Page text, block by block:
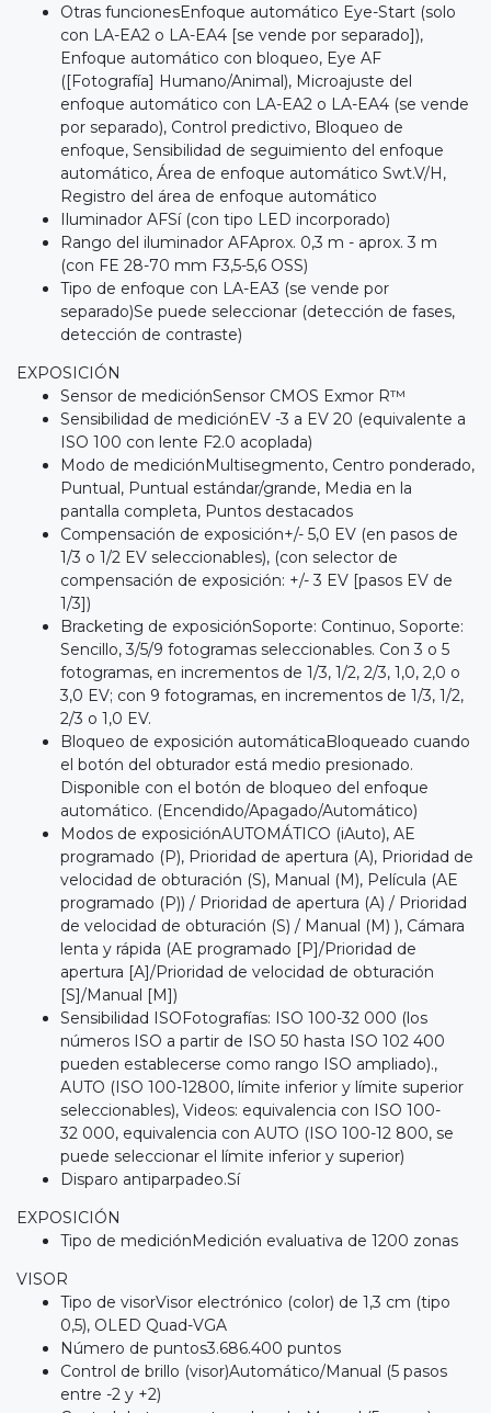
Otras funcionesEnfoque automático Eye-Start (solo
con LA-EA2 o LA-EA4 [se vende por separado]),
Enfoque automático con bloqueo, Eye AF
([Fotografía] Humano/Animal), Microajuste del
enfoque automático con LA-EA2 o LA-EA4 (se vende
por separado), Control predictivo, Bloqueo de
enfoque, Sensibilidad de seguimiento del enfoque
automático, Área de enfoque automático Swt.V/H,
Registro del área de enfoque automático
Iluminador AFSí (con tipo LED incorporado)
Rango del iluminador AFAprox. 0,3 m - aprox. 3 m
(con FE 28-70 mm F3,5-5,6 OSS)
Tipo de enfoque con LA-EA3 (se vende por
separado)Se puede seleccionar (detección de fases,
detección de contraste)
EXPOSICIÓN
Sensor de mediciónSensor CMOS Exmor R™
Sensibilidad de mediciónEV -3 a EV 20 (equivalente a
ISO 100 con lente F2.0 acoplada)
Modo de mediciónMultisegmento, Centro ponderado,
Puntual, Puntual estándar/grande, Media en la
pantalla completa, Puntos destacados
Compensación de exposición+/- 5,0 EV (en pasos de
1/3 o 1/2 EV seleccionables), (con selector de
compensación de exposición: +/- 3 EV [pasos EV de
1/3])
Bracketing de exposiciónSoporte: Continuo, Soporte:
Sencillo, 3/5/9 fotogramas seleccionables. Con 3 o 5
fotogramas, en incrementos de 1/3, 1/2, 2/3, 1,0, 2,0 o
3,0 EV; con 9 fotogramas, en incrementos de 1/3, 1/2,
2/3 o 1,0 EV.
Bloqueo de exposición automáticaBloqueado cuando
el botón del obturador está medio presionado.
Disponible con el botón de bloqueo del enfoque
automático. (Encendido/Apagado/Automático)
Modos de exposiciónAUTOMÁTICO (iAuto), AE
programado (P), Prioridad de apertura (A), Prioridad de
velocidad de obturación (S), Manual (M), Película (AE
programado (P)) / Prioridad de apertura (A) / Prioridad
de velocidad de obturación (S) / Manual (M) ), Cámara
lenta y rápida (AE programado [P]/Prioridad de
apertura [A]/Prioridad de velocidad de obturación
[S]/Manual [M])
Sensibilidad ISOFotografías: ISO 100-32 000 (los
números ISO a partir de ISO 50 hasta ISO 102 400
pueden establecerse como rango ISO ampliado).,
AUTO (ISO 100-12800, límite inferior y límite superior
seleccionables), Videos: equivalencia con ISO 100-
32 000, equivalencia con AUTO (ISO 100-12 800, se
puede seleccionar el límite inferior y superior)
Disparo antiparpadeo.Sí
EXPOSICIÓN
Tipo de mediciónMedición evaluativa de 1200 zonas
VISOR
Tipo de visorVisor electrónico (color) de 1,3 cm (tipo
0,5), OLED Quad-VGA
Número de puntos3.686.400 puntos
Control de brillo (visor)Automático/Manual (5 pasos
entre -2 y +2)